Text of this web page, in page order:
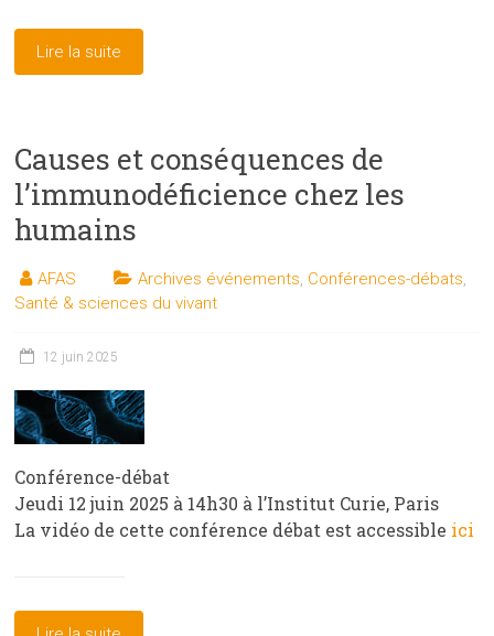
Lire la suite
Causes et conséquences de
l’immunodéficience chez les
humains
AFAS Archives événements, Conférences-débats,
Santé & sciences du vivant
12 juin 2025
Conférence-débat
Jeudi 12 juin 2025 à 14h30 à l’Institut Curie, Paris
La vidéo de cette conférence débat est accessible ici